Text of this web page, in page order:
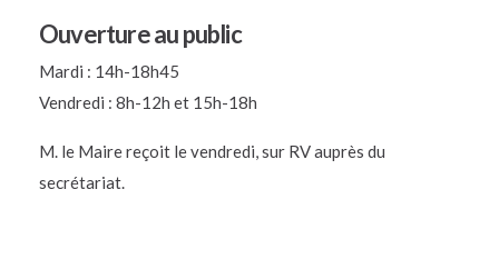
Ouverture au public
Mardi : 14h-18h45
Vendredi : 8h-12h et 15h-18h
M. le Maire reçoit le vendredi, sur RV auprès du
secrétariat.